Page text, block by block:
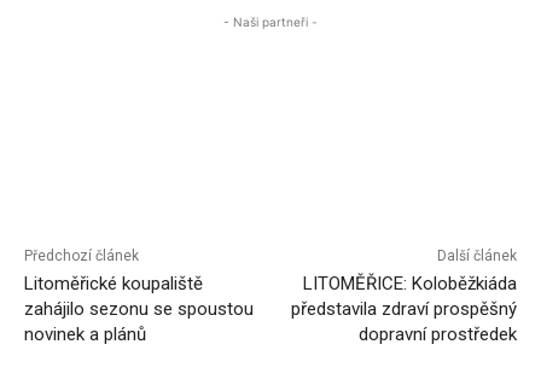
- Naši partneři -
Předchozí článek
Litoměřické koupaliště
zahájilo sezonu se spoustou
novinek a plánů
Další článek
LITOMĚŘICE: Koloběžkiáda
představila zdraví prospěšný
dopravní prostředek